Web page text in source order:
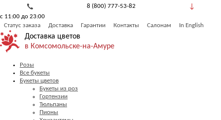
8 (800) 777-53-82
с 11:00 до 23:00
Статус заказа
Доставка Гарантии Контакты Салонам In English
Доставка цветов
в Комсомольске-на-Амуре
Розы
Все букеты
Букеты цветов
Букеты из роз
Гортензии
Тюльпаны
Пионы